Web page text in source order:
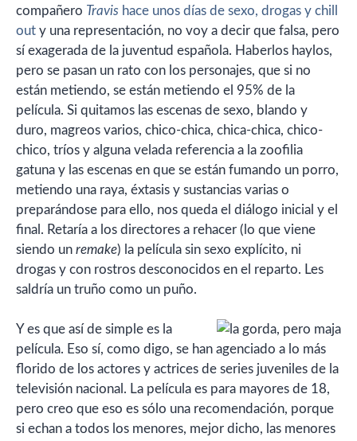
compañero Travis hace unos días de sexo, drogas y chill
out y una representación, no voy a decir que falsa, pero
sí exagerada de la juventud española. Haberlos haylos,
pero se pasan un rato con los personajes, que si no
están metiendo, se están metiendo el 95% de la
película. Si quitamos las escenas de sexo, blando y
duro, magreos varios, chico-chica, chica-chica, chico-
chico, tríos y alguna velada referencia a la zoofilia
gatuna y las escenas en que se están fumando un porro,
metiendo una raya, éxtasis y sustancias varias o
preparándose para ello, nos queda el diálogo inicial y el
final. Retaría a los directores a rehacer (lo que viene
siendo un remake) la película sin sexo explícito, ni
drogas y con rostros desconocidos en el reparto. Les
saldría un truño como un puño.
Y es que así de simple es la
película. Eso sí, como digo, se han agenciado a lo más
florido de los actores y actrices de series juveniles de la
televisión nacional. La película es para mayores de 18,
pero creo que eso es sólo una recomendación, porque
si echan a todos los menores, mejor dicho, las menores